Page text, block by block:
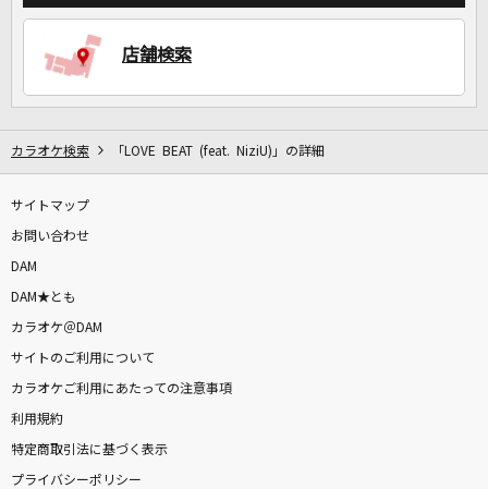
店舗検索
カラオケ検索 「LOVE BEAT (feat. NiziU)」の詳細
サイトマップ
お問い合わせ
DAM
DAM★とも
カラオケ＠DAM
サイトのご利用について
カラオケご利用にあたっての注意事項
利用規約
特定商取引法に基づく表示
プライバシーポリシー